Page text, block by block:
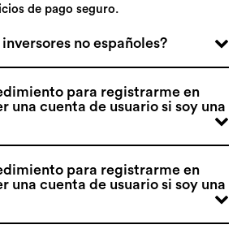
de pago seguro.
no españoles?
para registrarme en
una cuenta de usuario si soy una
para registrarme en
una cuenta de usuario si soy una